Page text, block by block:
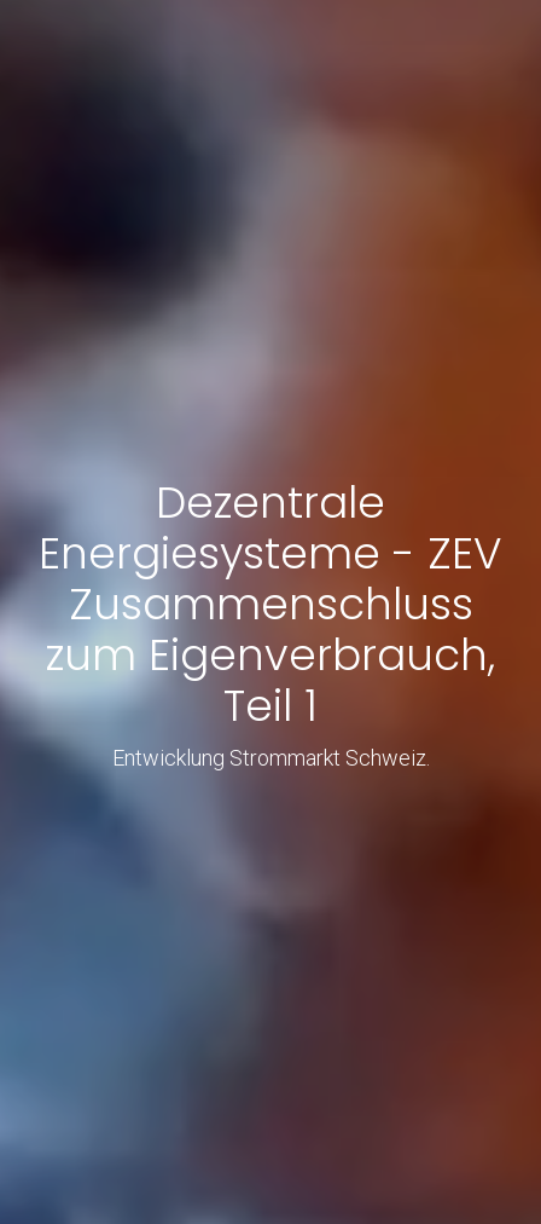
Dezentrale
Energiesysteme - ZEV
Zusammenschluss
zum Eigenverbrauch,
Teil 1
Entwicklung Strommarkt Schweiz.